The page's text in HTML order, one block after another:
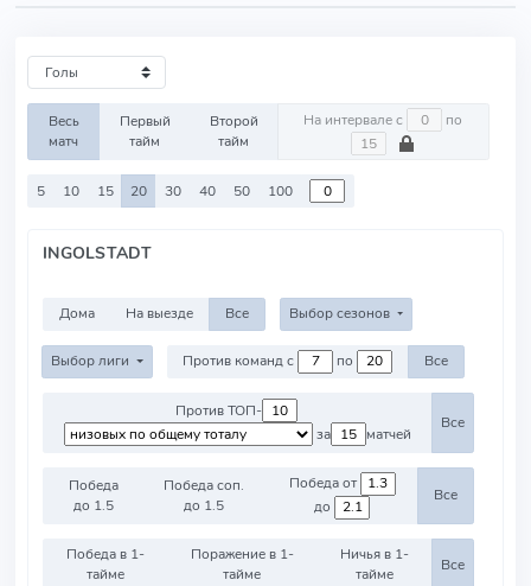
Весь
матч
Первый
тайм
Второй
тайм
На интервале с по
5 10 15 20 30 40 50 100
INGOLSTADT
Дома На выезде Все Выбор сезонов
Выбор лиги Против команд с по Все
Против ТОП-
за
матчей
Все
Победа
до 1.5
Победа соп.
до 1.5
Победа от
до
Все
Победа в 1-
тайме
Поражение в 1-
тайме
Ничья в 1-
тайме
Все